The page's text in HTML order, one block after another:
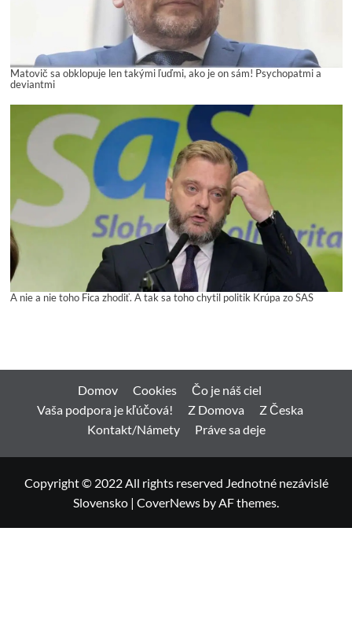
Matovič sa obklopuje len takými ľuďmi, ako je on sám! Psychopatmi a
deviantmi
A nie a nie toho Fica zhodiť. A tak sa toho chytil politik Krúpa zo SAS
Domov Cookies
Čo je náš ciel
Vaša podpora je kľúčová!
Z Domova
Z Česka
Kontakt/Námety
Práve sa deje
Copyright © 2022 All rights reserved Jednotné nezávislé
Slovensko | CoverNews by AF themes.